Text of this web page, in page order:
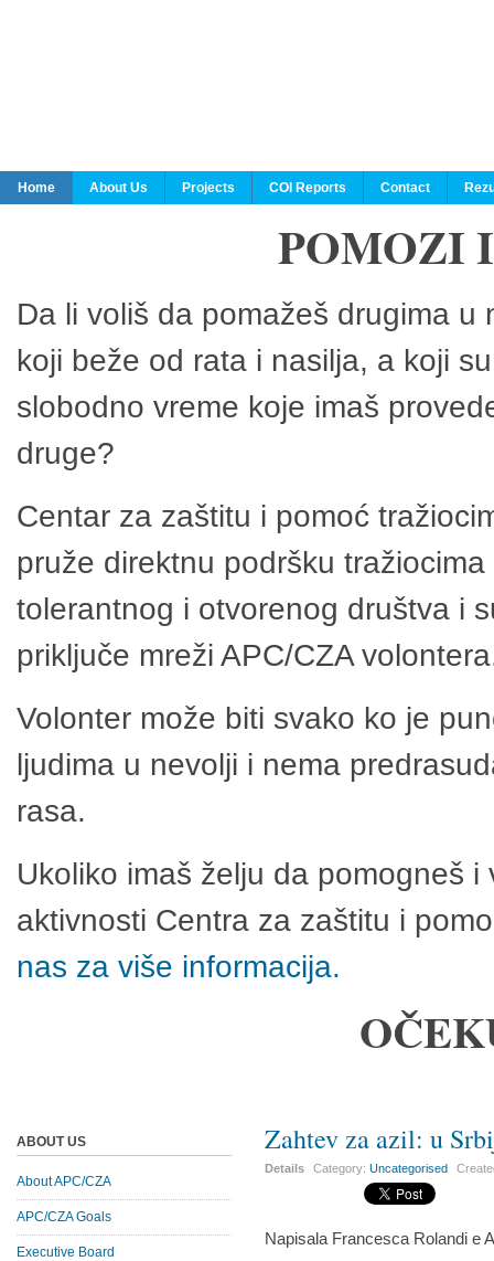
Home About Us Projects COI Reports Contact
POMOZI
Da li voliš da pomažeš drugima
koji beže od rata i nasilja, a koji
slobodno vreme koje imaš
druge?
Centar za zaštitu i pomoć
pruže direktnu podršku
tolerantnog i otvorenog društva i
priključe mreži APC/CZA
Volonter može biti svako ko je
ljudima u nevolji i nema
rasa.
Ukoliko imaš želju da pomogneš
aktivnosti Centra za zaštitu i
nas za više informacija.
Zahtev za azil: u
Details Category:Uncategorised
Napisala Francesca Rolandi e
ABOUT US
About APC/CZA
APC/CZA Goals
Executive Board